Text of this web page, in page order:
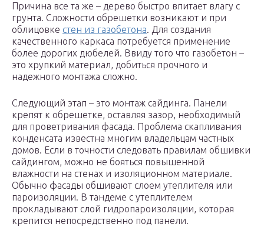
Причина все та же – дерево быстро впитает влагу с
грунта. Сложности обрешетки возникают и при
облицовке стен из газобетона. Для создания
качественного каркаса потребуется применение
более дорогих дюбелей. Ввиду того что газобетон –
это хрупкий материал, добиться прочного и
надежного монтажа сложно.
Следующий этап – это монтаж сайдинга. Панели
крепят к обрешетке, оставляя зазор, необходимый
для проветривания фасада. Проблема скапливания
конденсата известна многим владельцам частных
домов. Если в точности следовать правилам обшивки
сайдингом, можно не бояться повышенной
влажности на стенах и изоляционном материале.
Обычно фасады обшивают слоем утеплителя или
пароизоляции. В тандеме с утеплителем
прокладывают слой гидропароизоляции, которая
крепится непосредственно под панели.